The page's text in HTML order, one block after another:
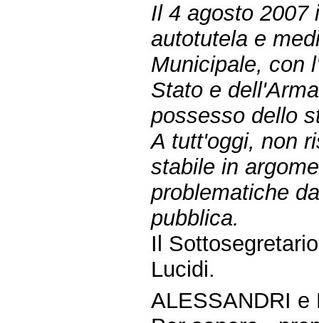
Il 4 agosto 2007
autotutela e
Municipale, con
Stato e
possesso dello
A tutt'oggi, non
stabile in
problematiche
pubblica.
Il
Lucidi.
ALESSANDRI